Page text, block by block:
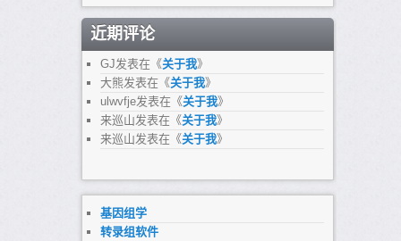
近期评论
GJ发表在《关于我》
大熊发表在《关于我》
ulwvfje发表在《关于我》
来巡山发表在《关于我》
来巡山发表在《关于我》
基因组学
转录组软件